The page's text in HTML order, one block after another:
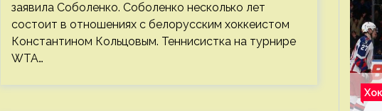
заявила Соболенко. Соболенко несколько лет
состоит в отношениях с белорусским хоккеистом
Константином Кольцовым. Теннисистка на турнире
WTA…